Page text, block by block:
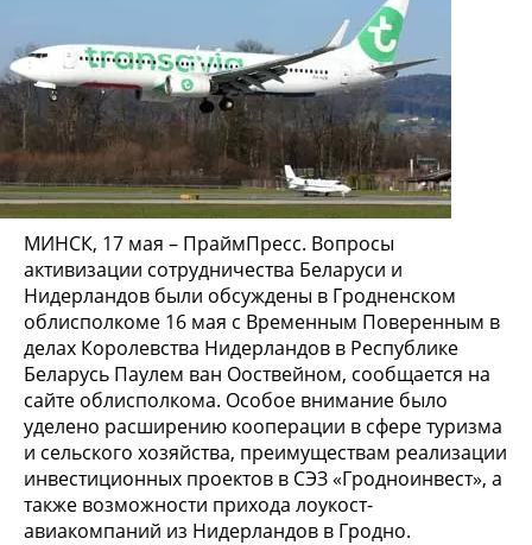
МИНСК, 17 мая – ПраймПресс. Вопросы
активизации сотрудничества Беларуси и
Нидерландов были обсуждены в Гродненском
облисполкоме 16 мая с Временным Поверенным в
делах Королевства Нидерландов в Республике
Беларусь Паулем ван Ооствейном, сообщается на
сайте облисполкома. Особое внимание было
уделено расширению кооперации в сфере туризма
и сельского хозяйства, преимуществам реализации
инвестиционных проектов в СЭЗ «Гродноинвест», а
также возможности прихода лоукост-
авиакомпаний из Нидерландов в Гродно.